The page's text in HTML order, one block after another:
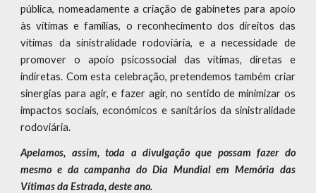
pública, nomeadamente a criação de gabinetes para apoio
às vítimas e famílias, o reconhecimento dos direitos das
vítimas da sinistralidade rodoviária, e a necessidade de
promover o apoio psicossocial das vítimas, diretas e
indiretas. Com esta celebração, pretendemos também criar
sinergias para agir, e fazer agir, no sentido de minimizar os
impactos sociais, económicos e sanitários da sinistralidade
rodoviária.
Apelamos, assim, toda a divulgação que possam fazer do
mesmo e da campanha do Dia Mundial em Memória das
Vítimas da Estrada, deste ano.